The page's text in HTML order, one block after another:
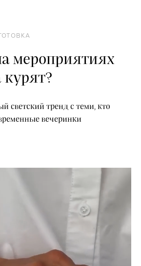
мероприятиях
курят?
светский тренд с теми, кто
вечеринки